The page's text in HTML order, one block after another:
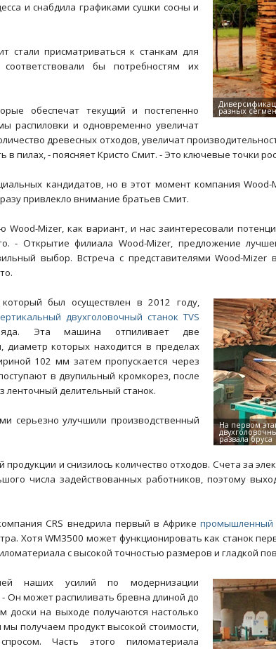
и снабдила графиками сушки сосны и
присматриваться к станкам для
бы потребностям их
обеспечат текущий и постепенно
распиловки и одновременно увеличат
древесных отходов, увеличат
в пилах, - поясняет Кристо Смит. - Это ключевые точки
кандидатов, но в этот момент компания
привлекло внимание братьев Смит.
Wood-Mizer, как вариант, и нас заинтересовали
- Открытие филиала Wood-Mizer, предложение
выбор. Встреча с представителями Wood-
был осуществлен в 2012 году,
двухголовочный станок TVS
Эта машина отпиливает две
диаметр которых находится в пределах
102 мм затем пропускается через
в двупильный кромкорез, после
ленточный делительный станок.
серьезно улучшили производственный
и снизилось количество отходов. Счета за
числа задействованных работников, поэтому
CRS внедрила первый в Африкепромышленный
Хотя WM3500 может функционировать как станок
с высокой точностью размеров и гладкой
наших усилий по модернизации
Он может распиливать бревна длиной до
на выходе получаются настолько
мы получаем продукт высокой стоимости,
Часть этого пиломатериала